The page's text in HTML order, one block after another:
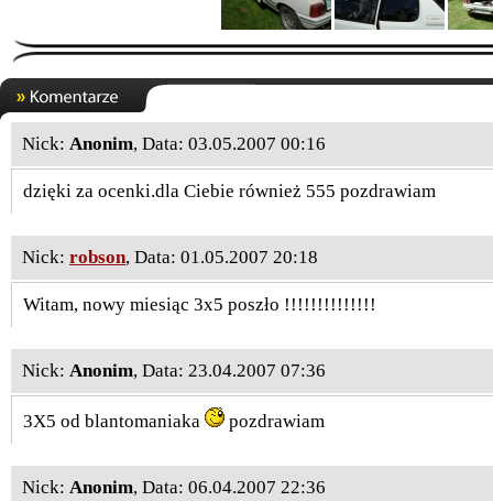
Nick: Anonim, Data: 03.05.2007 00:16
dzięki za ocenki.dla Ciebie również 555 pozdrawiam
Nick: robson, Data: 01.05.2007 20:18
Witam, nowy miesiąc 3x5 poszło !!!!!!!!!!!!!!
Nick: Anonim, Data: 23.04.2007 07:36
3X5 od blantomaniaka pozdrawiam
Nick: Anonim, Data: 06.04.2007 22:36